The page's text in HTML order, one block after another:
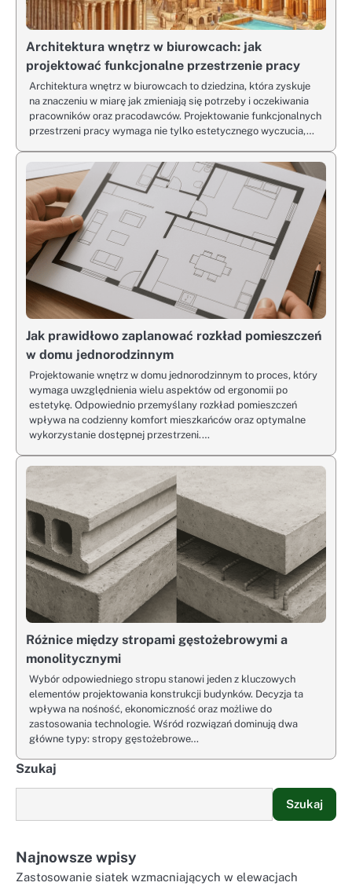
Architektura wnętrz w biurowcach: jak
projektować funkcjonalne przestrzenie pracy
Architektura wnętrz w biurowcach to dziedzina, która zyskuje
na znaczeniu w miarę jak zmieniają się potrzeby i oczekiwania
pracowników oraz pracodawców. Projektowanie funkcjonalnych
przestrzeni pracy wymaga nie tylko estetycznego wyczucia,…
Jak prawidłowo zaplanować rozkład pomieszczeń
w domu jednorodzinnym
Projektowanie wnętrz w domu jednorodzinnym to proces, który
wymaga uwzględnienia wielu aspektów od ergonomii po
estetykę. Odpowiednio przemyślany rozkład pomieszczeń
wpływa na codzienny komfort mieszkańców oraz optymalne
wykorzystanie dostępnej przestrzeni.…
Różnice między stropami gęstożebrowymi a
monolitycznymi
Wybór odpowiedniego stropu stanowi jeden z kluczowych
elementów projektowania konstrukcji budynków. Decyzja ta
wpływa na nośność, ekonomiczność oraz możliwe do
zastosowania technologie. Wśród rozwiązań dominują dwa
główne typy: stropy gęstożebrowe…
Szukaj
Szukaj
Najnowsze wpisy
Zastosowanie siatek wzmacniających w elewacjach